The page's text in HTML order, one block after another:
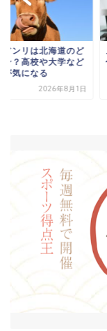
アンリは北海道のど
身？高校や大学など
が気になる
2026年8月1日